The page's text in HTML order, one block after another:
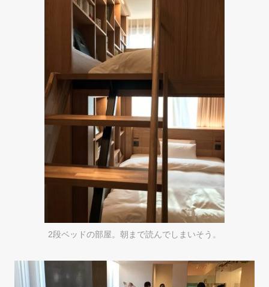
2段ベッドの部屋。朝まで読んでしまいそう。